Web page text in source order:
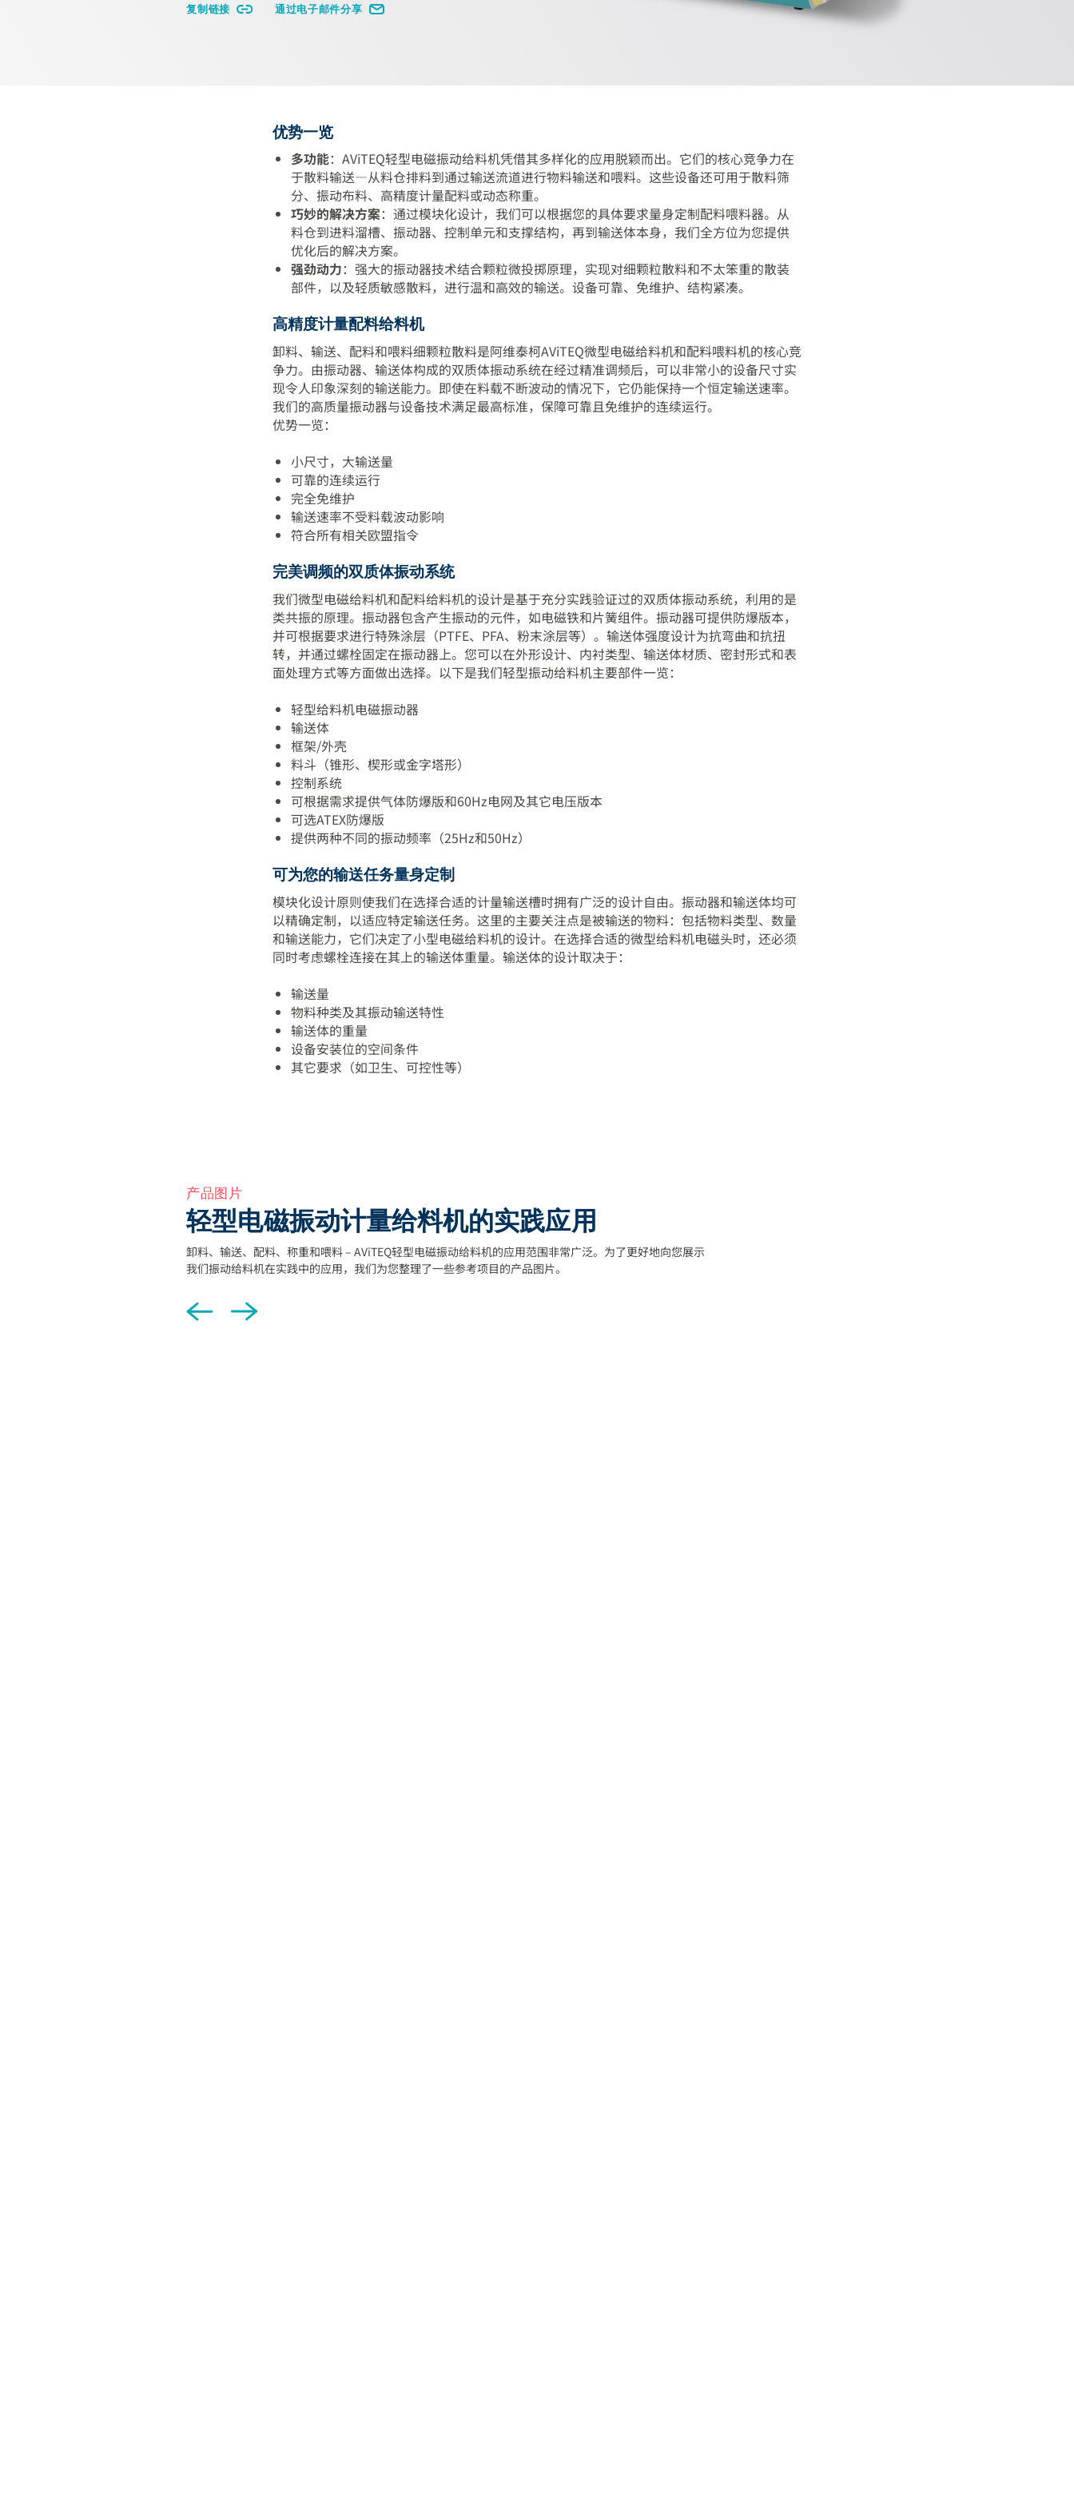
复制链接 通过电子邮件分享
优势一览
多功能：AViTEQ轻型电磁振动给料机凭借其多样化的应用脱颖而出。它们的核心竞争力在
于散料输送—从料仓排料到通过输送流道进行物料输送和喂料。这些设备还可用于散料筛
分、振动布料、高精度计量配料或动态称重。
巧妙的解决方案：通过模块化设计，我们可以根据您的具体要求量身定制配料喂料器。从
料仓到进料溜槽、振动器、控制单元和支撑结构，再到输送体本身，我们全方位为您提供
优化后的解决方案。
强劲动力：强大的振动器技术结合颗粒微投掷原理，实现对细颗粒散料和不太笨重的散装
部件，以及轻质敏感散料，进行温和高效的输送。设备可靠、免维护、结构紧凑。
高精度计量配料给料机
卸料、输送、配料和喂料细颗粒散料是阿维泰柯AViTEQ微型电磁给料机和配料喂料机的核心竞
争力。由振动器、输送体构成的双质体振动系统在经过精准调频后，可以非常小的设备尺寸实
现令人印象深刻的输送能力。即使在料载不断波动的情况下，它仍能保持一个恒定输送速率。
我们的高质量振动器与设备技术满足最高标准，保障可靠且免维护的连续运行。
优势一览：
小尺寸，大输送量
可靠的连续运行
完全免维护
输送速率不受料载波动影响
符合所有相关欧盟指令
完美调频的双质体振动系统
我们微型电磁给料机和配料给料机的设计是基于充分实践验证过的双质体振动系统，利用的是
类共振的原理。振动器包含产生振动的元件，如电磁铁和片簧组件。振动器可提供防爆版本，
并可根据要求进行特殊涂层（PTFE、PFA、粉末涂层等）。输送体强度设计为抗弯曲和抗扭
转，并通过螺栓固定在振动器上。您可以在外形设计、内衬类型、输送体材质、密封形式和表
面处理方式等方面做出选择。以下是我们轻型振动给料机主要部件一览：
轻型给料机电磁振动器
输送体
框架/外壳
料斗（锥形、楔形或金字塔形）
控制系统
可根据需求提供气体防爆版和60Hz电网及其它电压版本
可选ATEX防爆版
提供两种不同的振动频率（25Hz和50Hz）
可为您的输送任务量身定制
模块化设计原则使我们在选择合适的计量输送槽时拥有广泛的设计自由。振动器和输送体均可
以精确定制，以适应特定输送任务。这里的主要关注点是被输送的物料：包括物料类型、数量
和输送能力，它们决定了小型电磁给料机的设计。在选择合适的微型给料机电磁头时，还必须
同时考虑螺栓连接在其上的输送体重量。输送体的设计取决于：
输送量
物料种类及其振动输送特性
输送体的重量
设备安装位的空间条件
其它要求（如卫生、可控性等）
产品图片
轻型电磁振动计量给料机的实践应用
卸料、输送、配料、称重和喂料 – AViTEQ轻型电磁振动给料机的应用范围非常广泛。为了更好地向您展示
我们振动给料机在实践中的应用，我们为您整理了一些参考项目的产品图片。